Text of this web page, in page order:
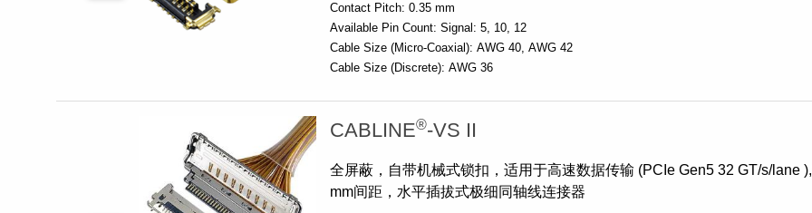
Contact Pitch: 0.35 mm
Available Pin Count: Signal: 5, 10, 12
Cable Size (Micro-Coaxial): AWG 40 AWG 42
Cable Size (Discrete): AWG 36
CABLINE®-VS II
全屏蔽，自带机械式锁扣，适用于高速数据传输 (PCIe Gen5 32 GT/s/lane
mm间距，水平插拔式极细同轴线连接器